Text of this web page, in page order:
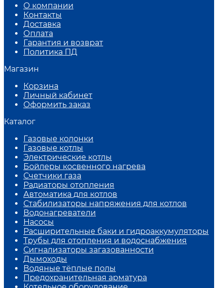
О компании
Контакты
Доставка
Оплата
Гарантия и возврат
Политика ПД
Магазин
Корзина
Личный кабинет
Оформить заказ
Каталог
Газовые колонки
Газовые котлы
Электрические котлы
Бойлеры косвенного нагрева
Счетчики газа
Радиаторы отопления
Автоматика для котлов
Стабилизаторы напряжения для котлов
Водонагреватели
Насосы
Расширительные баки и гидроаккумуляторы
Трубы для отопления и водоснабжения
Сигнализаторы загазованности
Дымоходы
Водяные тёплые полы
Предохранительная арматура